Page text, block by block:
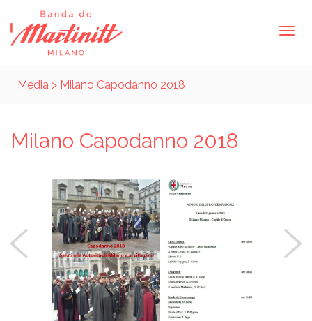
Media > Milano Capodanno 2018
Milano Capodanno 2018